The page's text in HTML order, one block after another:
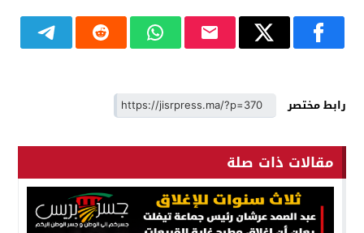
رابط مختصر
مقالات ذات صلة